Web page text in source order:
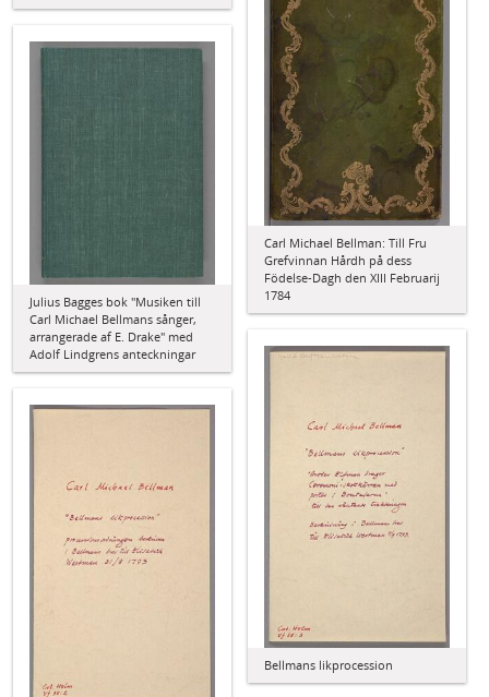
Carl Michael Bellman: Till Fru
Grefvinnan Hårdh på dess
Födelse-Dagh den XIII Februarij
1784
Julius Bagges bok "Musiken till
Carl Michael Bellmans sånger,
arrangerade af E. Drake" med
Adolf Lindgrens anteckningar
Bellmans likprocession